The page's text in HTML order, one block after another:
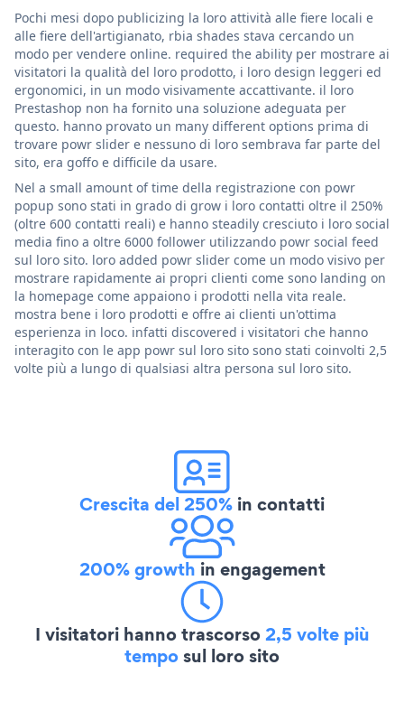
Pochi mesi dopo publicizing la loro attività alle fiere locali e
alle fiere dell'artigianato, rbia shades stava cercando un
modo per vendere online. required the ability per mostrare ai
visitatori la qualità del loro prodotto, i loro design leggeri ed
ergonomici, in un modo visivamente accattivante. il loro
Prestashop non ha fornito una soluzione adeguata per
questo. hanno provato un many different options prima di
trovare powr slider e nessuno di loro sembrava far parte del
sito, era goffo e difficile da usare.
Nel a small amount of time della registrazione con powr
popup sono stati in grado di grow i loro contatti oltre il 250%
(oltre 600 contatti reali) e hanno steadily cresciuto i loro social
media fino a oltre 6000 follower utilizzando powr social feed
sul loro sito. loro added powr slider come un modo visivo per
mostrare rapidamente ai propri clienti come sono landing on
la homepage come appaiono i prodotti nella vita reale.
mostra bene i loro prodotti e offre ai clienti un'ottima
esperienza in loco. infatti discovered i visitatori che hanno
interagito con le app powr sul loro sito sono stati coinvolti 2,5
volte più a lungo di qualsiasi altra persona sul loro sito.
Crescita del 250% in contatti
200% growth in engagement
I visitatori hanno trascorso2,5 volte più
temposul loro sito